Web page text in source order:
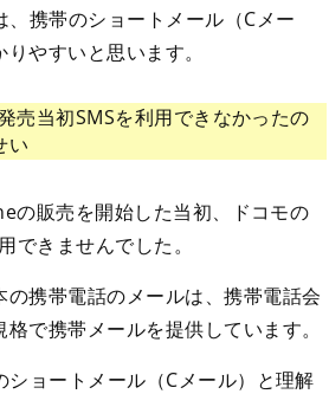
、携帯のショートメール（Cメー
やすいと思います。
売当初SMSを利用できなかったの
い
の販売を開始した当初、ドコモの
できませんでした。
の携帯電話のメールは、携帯電話会
で携帯メールを提供しています。
ショートメール（Cメール）と理解